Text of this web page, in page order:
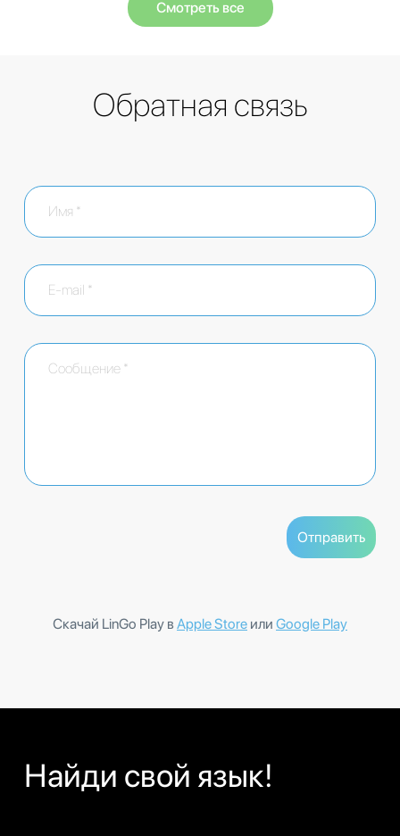
Смотреть все
Обратная связь
Скачай LinGo Play в Apple Store или Google Play
Найди свой язык!